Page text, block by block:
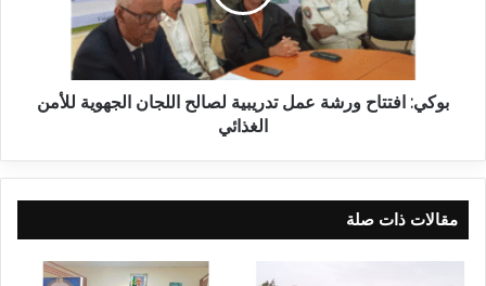
بوكي: افتتاح ورشة عمل تدريبية لصالح اللجان الجهوية للأمن
الغذائي
مقالات ذات صلة